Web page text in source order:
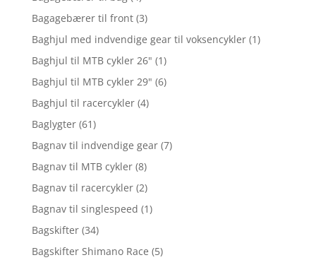
Bagagebærer til front (3)
Baghjul med indvendige gear til voksencykler (1)
Baghjul til MTB cykler 26" (1)
Baghjul til MTB cykler 29" (6)
Baghjul til racercykler (4)
Baglygter (61)
Bagnav til indvendige gear (7)
Bagnav til MTB cykler (8)
Bagnav til racercykler (2)
Bagnav til singlespeed (1)
Bagskifter (34)
Bagskifter Shimano Race (5)